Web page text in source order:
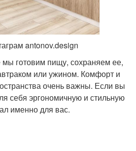
antonov.design
мы готовим пищу, сохраняем ее,
или ужином. Комфорт и
очень важны. Если вы
себя эргономичную и стильную
именно для вас.